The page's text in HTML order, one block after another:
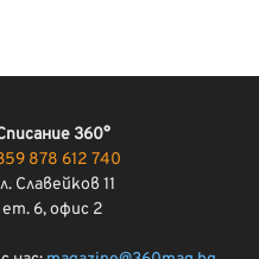
360°
878 612 740
Славейков 11
ет. 6, офис 2